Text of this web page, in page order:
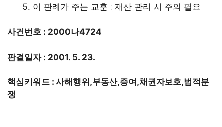
이 판례가 주는 교훈 : 재산 관리 시 주의 필요
사건번호 : 2000나4724
판결일자 : 2001. 5. 23.
핵심키워드 : 사해행위,부동산,증여,채권자보호,법적분
쟁